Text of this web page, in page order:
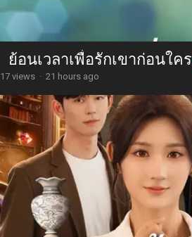
ย้อนเวลาเพื่อรักเขาก่อนใคร
17 views · 21 hours ago